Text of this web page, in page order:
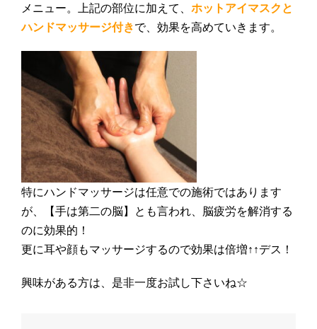
メニュー。上記の部位に加えて、 ホットアイマスクと
ハンドマッサージ付きで、効果を高めていきます。
特にハンドマッサージは任意での施術ではあります
が、【手は第二の脳】とも言われ、脳疲労を解消する
のに効果的！
更に耳や顔もマッサージするので効果は倍増↑↑デス！
興味がある方は、是非一度お試し下さいね☆